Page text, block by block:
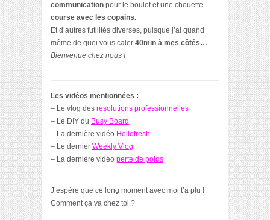
communication pour le boulot et une chouette
course avec les copains.
Et d’autres futilités diverses, puisque j’ai quand
même de quoi vous caler 40min à mes côtés…
Bienvenue chez nous !
Les vidéos mentionnées :
– Le vlog des résolutions professionnelles
– Le DIY du Busy Board
– La dernière vidéo Hellofresh
– Le dernier Weekly Vlog
– La dernière vidéo perte de poids
J’espère que ce long moment avec moi t’a plu !
Comment ça va chez toi ?